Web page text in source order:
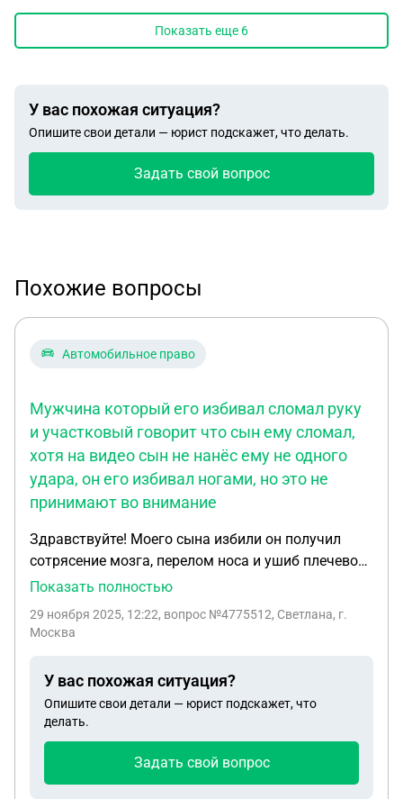
Показать еще 6
У вас похожая ситуация?
Опишите свои детали — юрист подскажет, что делать.
Задать свой вопрос
Похожие вопросы
Автомобильное право
Мужчина который его избивал сломал руку
и участковый говорит что сын ему сломал,
хотя на видео сын не нанёс ему не одного
удара, он его избивал ногами, но это не
принимают во внимание
Здравствуйте! Моего сына избили он получил
сотрясение мозга, перелом носа и ушиб плечевого
сустава. Мужчина который его избивал сломал
,хотя на видео сын не нанёс ему не одного удара,
сына написать заявление о применении и он
подписал и сказал если ты не подпилишь то я
тебя закрою что ты ему сломал руку. Что делать
в этой ситуации.
Показать полностью
29 ноября 2025, 12:22, вопрос №4775512, Светлана, г.
Москва
У вас похожая ситуация?
Опишите свои детали — юрист подскажет, что
делать.
Задать свой вопрос